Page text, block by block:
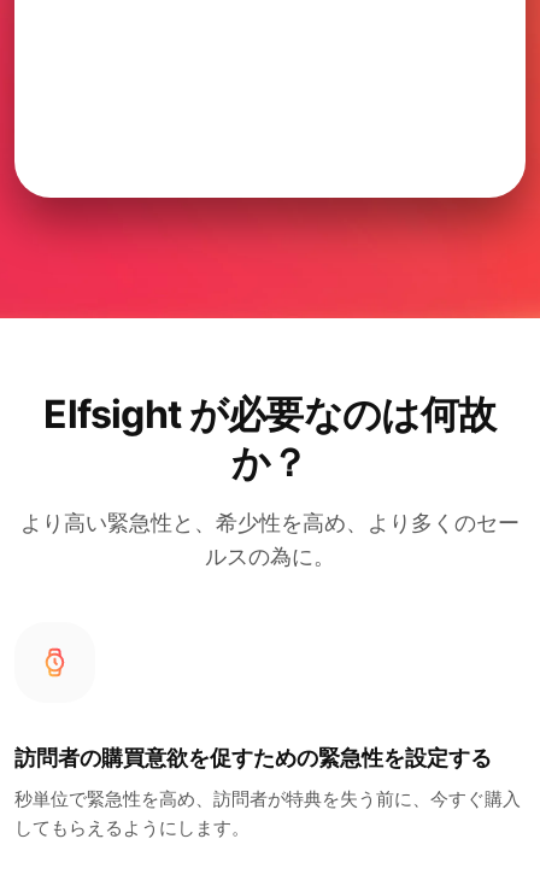
Elfsight が必要なのは何故
か？
より高い緊急性と、希少性を高め、より多くのセー
ルスの為に。
訪問者の購買意欲を促すための緊急性を設定する
秒単位で緊急性を高め、訪問者が特典を失う前に、今すぐ購入
してもらえるようにします。